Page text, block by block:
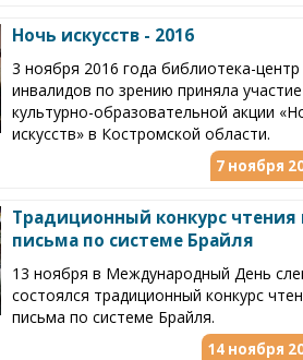
Ночь искусств - 2016
3 ноября 2016 года библиотека-центр
инвалидов по зрению приняла
культурно-образовательной акции
искусств» в Костромской области.
7 ноября
Традиционный конкурс чтения
письма по системе Брайля
13 ноября в Международный День
состоялся традиционный конкурс
письма по системе Брайля.
14 ноября